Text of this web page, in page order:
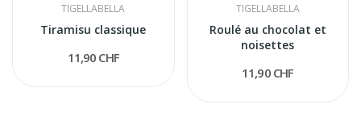
TIGELLABELLA
Tiramisu classique
11,90 CHF
TIGELLABELLA
Roulé au chocolat et
noisettes
11,90 CHF